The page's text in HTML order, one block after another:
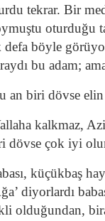
tekrar. Bir
oturduğu
böyle
bu adam;
an biri dövse
kalkmaz,
dövse çok iyi
küçükbaş
diyorlardı
olduğundan,